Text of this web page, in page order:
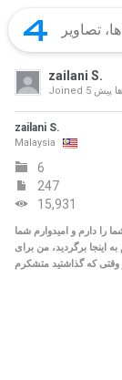
zailani S.
Joined پیش
zailani S.
Malaysia
6
247
15,931
را دارم و امیدوارم شما
اینجا برگردید، من برای